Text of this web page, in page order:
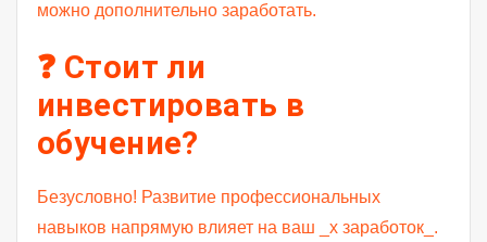
можно дополнительно заработать.
❓ Стоит ли
инвестировать в
обучение?
Безусловно! Развитие профессиональных
навыков напрямую влияет на ваш _x заработок_.